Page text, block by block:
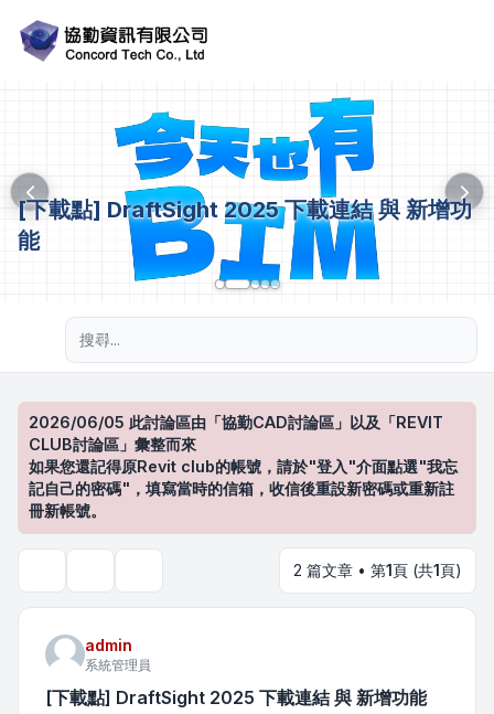
[下載點] DraftSight 2025 下載連結 與 新增功
能
2026/06/05 此討論區由「協勤CAD討論區」以及「REVIT
CLUB討論區」彙整而來
如果您還記得原Revit club的帳號，請於"登入"介面點選"我忘
記自己的密碼"，填寫當時的信箱，收信後重設新密碼或重新註
冊新帳號。
2 篇文章 • 第1頁 (共1頁)
admin
系統管理員
[下載點] DraftSight 2025 下載連結 與 新增功能